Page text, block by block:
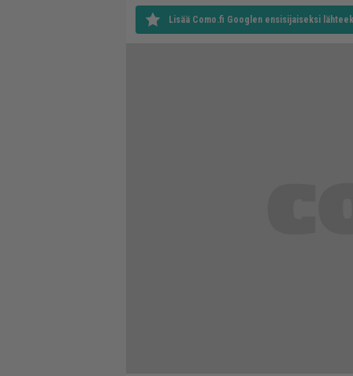
Lisää Como.fi Googlen ensisijaiseksi